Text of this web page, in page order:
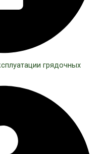
грядочных